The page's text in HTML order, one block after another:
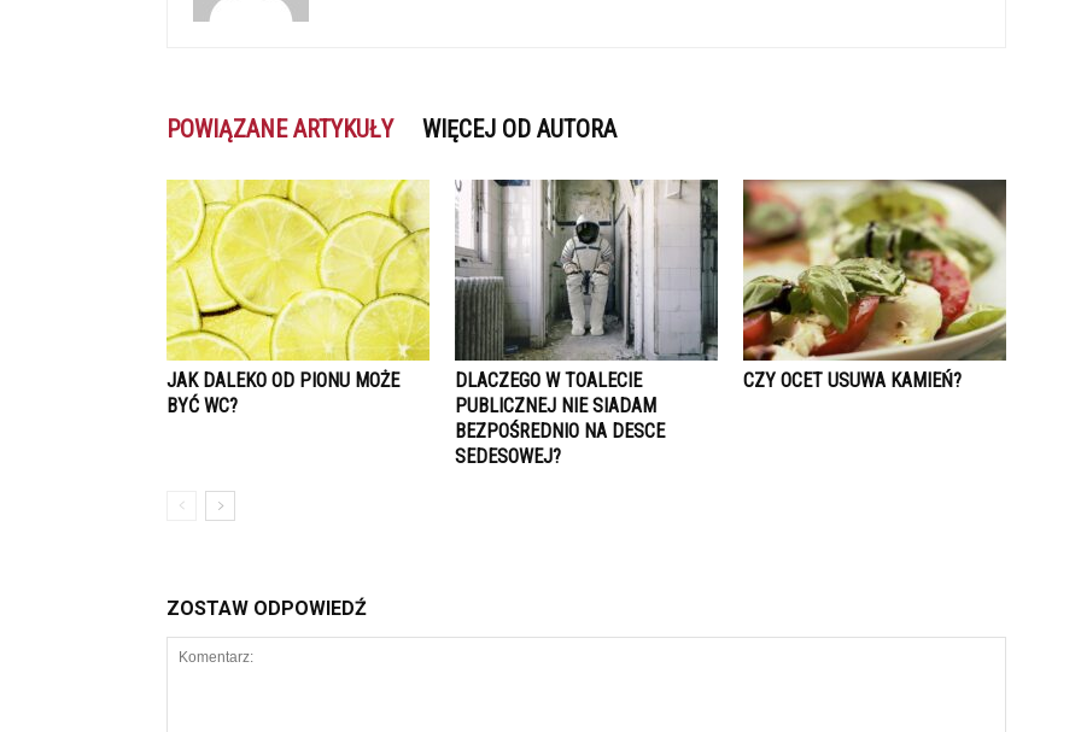
POWIĄZANE ARTYKUŁY WIĘCEJ OD AUTORA
JAK DALEKO OD PIONU MOŻE
BYĆ WC?
DLACZEGO W TOALECIE
PUBLICZNEJ NIE SIADAM
BEZPOŚREDNIO NA DESCE
SEDESOWEJ?
CZY OCET USUWA KAMIEŃ?
ZOSTAW ODPOWIEDŹ